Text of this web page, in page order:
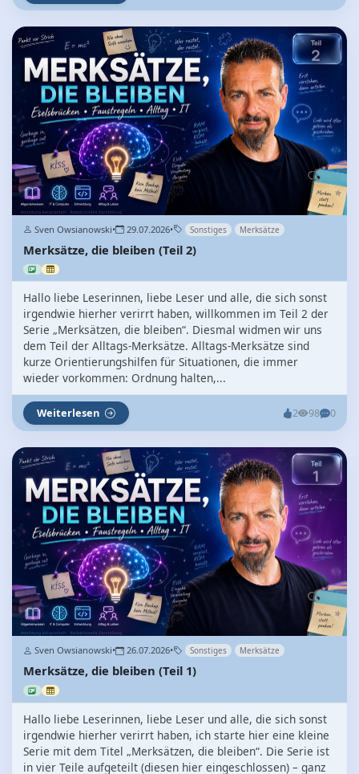
Sven Owsianowski• 29.07.2026• Sonstiges Merksätze
Merksätze, die bleiben (Teil 2)
Hallo liebe Leserinnen, liebe Leser und alle, die sich sonst
irgendwie hierher verirrt haben, willkommen im Teil 2 der
Serie „Merksätzen, die bleiben“. Diesmal widmen wir uns
dem Teil der Alltags-Merksätze. Alltags-Merksätze sind
kurze Orientierungshilfen für Situationen, die immer
wieder vorkommen: Ordnung halten,...
Weiterlesen 2 98 0
Sven Owsianowski• 26.07.2026• Sonstiges Merksätze
Merksätze, die bleiben (Teil 1)
Hallo liebe Leserinnen, liebe Leser und alle, die sich sonst
irgendwie hierher verirrt haben, ich starte hier eine kleine
Serie mit dem Titel „Merksätzen, die bleiben“. Die Serie ist
in vier Teile aufgeteilt (diesen hier eingeschlossen) – ganz